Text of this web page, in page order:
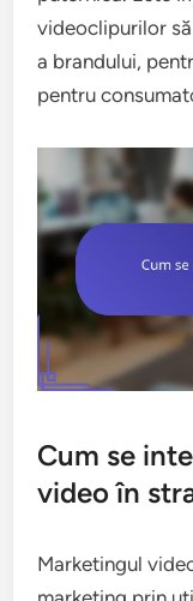
videoclipurilor
a brandului,
pentru
Cum se
video în
Marketingul